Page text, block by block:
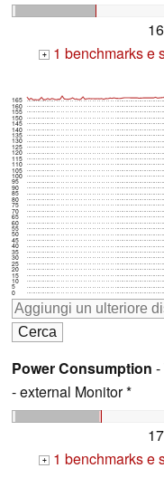
+ 1 benchmarks e
0
5
10
15
20
25
30
35
40
45
50
55
60
65
70
75
80
85
90
95
100
105
110
115
120
125
130
135
140
145
150
155
160
165
Power Consumption
- external Monitor *
+ 1 benchmarks e